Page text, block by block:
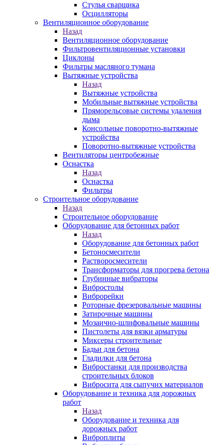
Стулья сварщика
Осцилляторы
Вентиляционное оборудование
Назад
Вентиляционное оборудование
Фильтровентиляционные установки
Циклоны
Фильтры масляного тумана
Вытяжные устройства
Назад
Вытяжные устройства
Мобильные вытяжные устройства
Пряморельсовые системы удаления
дыма
Консольные поворотно-вытяжные
устройства
Поворотно-вытяжные устройства
Вентиляторы центробежные
Оснастка
Назад
Оснастка
Фильтры
Строительное оборудование
Назад
Строительное оборудование
Оборудование для бетонных работ
Назад
Оборудование для бетонных работ
Бетоносмесители
Растворосмесители
Трансформаторы для прогрева бетона
Глубинные вибраторы
Вибростолы
Виброрейки
Роторные фрезеровальные машины
Затирочные машины
Мозаично-шлифовальные машины
Пистолеты для вязки арматуры
Миксеры строительные
Бадьи для бетона
Гладилки для бетона
Вибростанки для производства
строительных блоков
Вибросита для сыпучих материалов
Оборудование и техника для дорожных
работ
Назад
Оборудование и техника для
дорожных работ
Виброплиты